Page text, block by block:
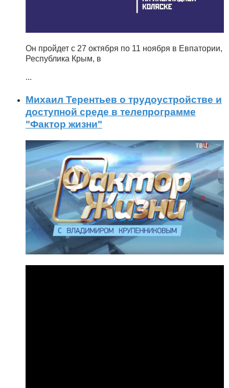
Он пройдет с 27 октября по 11 ноября в Евпатории,
Республика Крым, в
...
Михаил Терентьев о трудоустройстве и
доступной среде в телепрограмме
"Фактор жизни"